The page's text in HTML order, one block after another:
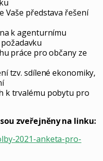
Vaše představa řešení
k agenturnímu
práce pro občany ze
tzv. sdílené ekonomiky,
k trvalému pobytu pro
zveřejněny na linku:
2021-anketa-pro-